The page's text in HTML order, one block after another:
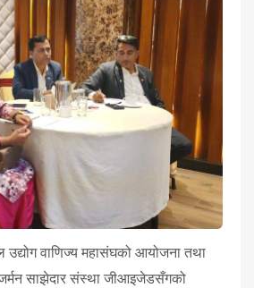
वाणिज्य महासंघको आयोजना तथा
साझेदार संस्था जीआइजेडसँगको